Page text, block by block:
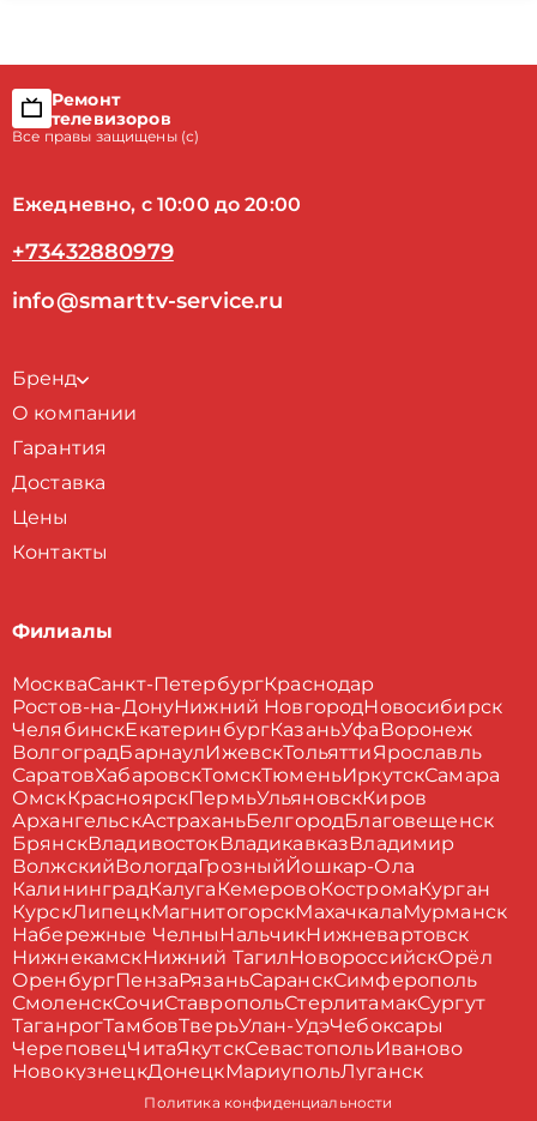
Ремонт
телевизоров
Все правы защищены (с)
Ежедневно, с 10:00 до 20:00
+73432880979
info@smarttv-service.ru
Бренд
О компании
Гарантия
Доставка
Цены
Контакты
Филиалы
МоскваСанкт-ПетербургКраснодар
Ростов-на-ДонуНижний НовгородНовосибирск
ЧелябинскЕкатеринбургКазаньУфа Воронеж
ВолгоградБарнаулИжевскТольяттиЯрославль
СаратовХабаровскТомскТюменьИркутскСамара
ОмскКрасноярскПермьУльяновскКиров
АрхангельскАстраханьБелгородБлаговещенск
БрянскВладивостокВладикавказВладимир
ВолжскийВологдаГрозныйЙошкар-Ола
КалининградКалуга КемеровоКостромаКурган
КурскЛипецкМагнитогорскМахачкалаМурманск
Набережные Челны НальчикНижневартовск
НижнекамскНижний ТагилНовороссийскОрёл
ОренбургПензаРязаньСаранскСимферополь
СмоленскСочиСтавропольСтерлитамакСургут
ТаганрогТамбовТверьУлан-УдэЧебоксары
ЧереповецЧитаЯкутскСевастопольИваново
НовокузнецкДонецкМариупольЛуганск
Политика конфиденциальности